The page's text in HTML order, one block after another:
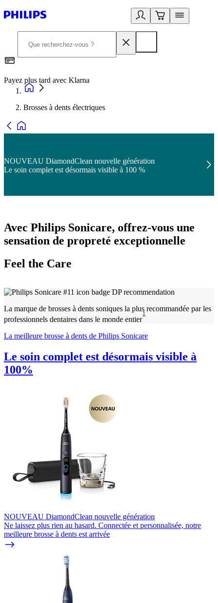
Payez plus tard avec Klarna
Brosses à dents électriques
NOUVEAU DiamondClean nouvelle génération
Le soin complet est désormais visible à 100 %
Avec Philips Sonicare, offrez-vous une
sensation de propreté exceptionnelle
Feel the Care
La marque de brosses à dents soniques la plus recommandée par les
professionnels dentaires dans le monde entier
1
La meilleure brosse à dents de Philips Sonicare
Le soin complet est désormais visible à
100%
NOUVEAU DiamondClean nouvelle génération
Ne laissez plus rien au hasard. Connectée et personnalisée, notre
meilleure brosse à dents est arrivée